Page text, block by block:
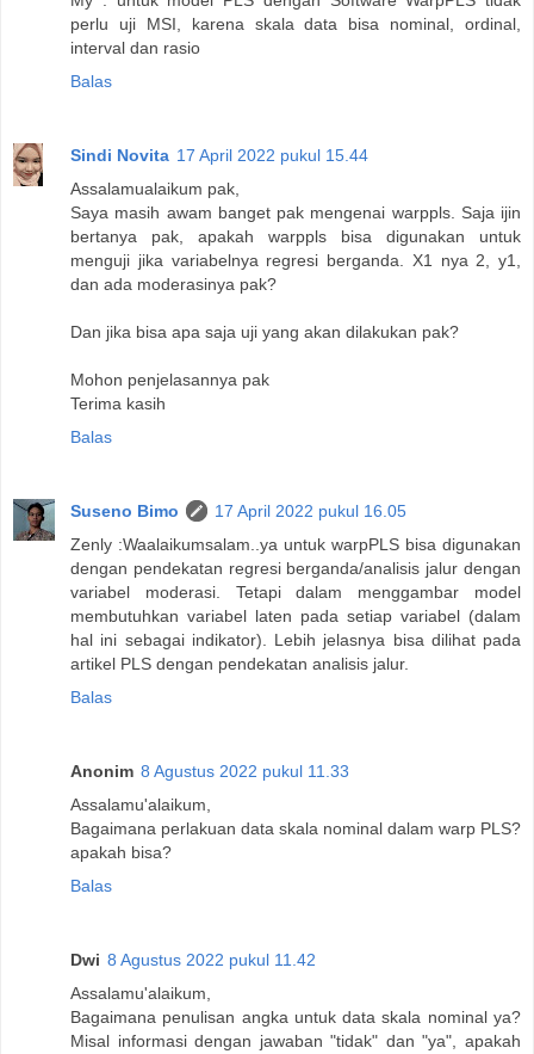
perlu uji MSI, karena skala data bisa nominal, ordinal,
interval dan rasio
Balas
Sindi Novita 17 April 2022 pukul 15.44
Assalamualaikum pak,
Saya masih awam banget pak mengenai warppls. Saja ijin
bertanya pak, apakah warppls bisa digunakan untuk
menguji jika variabelnya regresi berganda. X1 nya 2, y1,
dan ada moderasinya pak?
Dan jika bisa apa saja uji yang akan dilakukan pak?
Mohon penjelasannya pak
Terima kasih
Balas
Suseno Bimo
17 April 2022 pukul 16.05
Zenly :Waalaikumsalam..ya untuk warpPLS bisa digunakan
dengan pendekatan regresi berganda/analisis jalur dengan
variabel moderasi. Tetapi dalam menggambar model
membutuhkan variabel laten pada setiap variabel (dalam
hal ini sebagai indikator). Lebih jelasnya bisa dilihat pada
artikel PLS dengan pendekatan analisis jalur.
Balas
Anonim 8 Agustus 2022 pukul 11.33
Assalamu'alaikum,
Bagaimana perlakuan data skala nominal dalam warp PLS?
apakah bisa?
Balas
Dwi 8 Agustus 2022 pukul 11.42
Assalamu'alaikum,
Bagaimana penulisan angka untuk data skala nominal ya?
Misal informasi dengan jawaban "tidak" dan "ya", apakah